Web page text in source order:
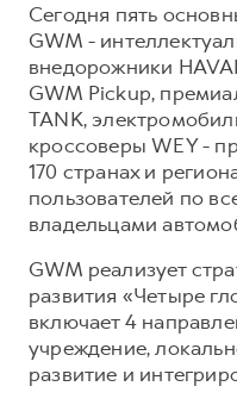
Сегодня пять
GWM -
внедорожники
GWM Pickup,
TANK,
кроссоверы WEY -
170 странах и
пользователей по
владельцами
GWM реализует
развития «Четыре
включает 4
учреждение,
развитие и